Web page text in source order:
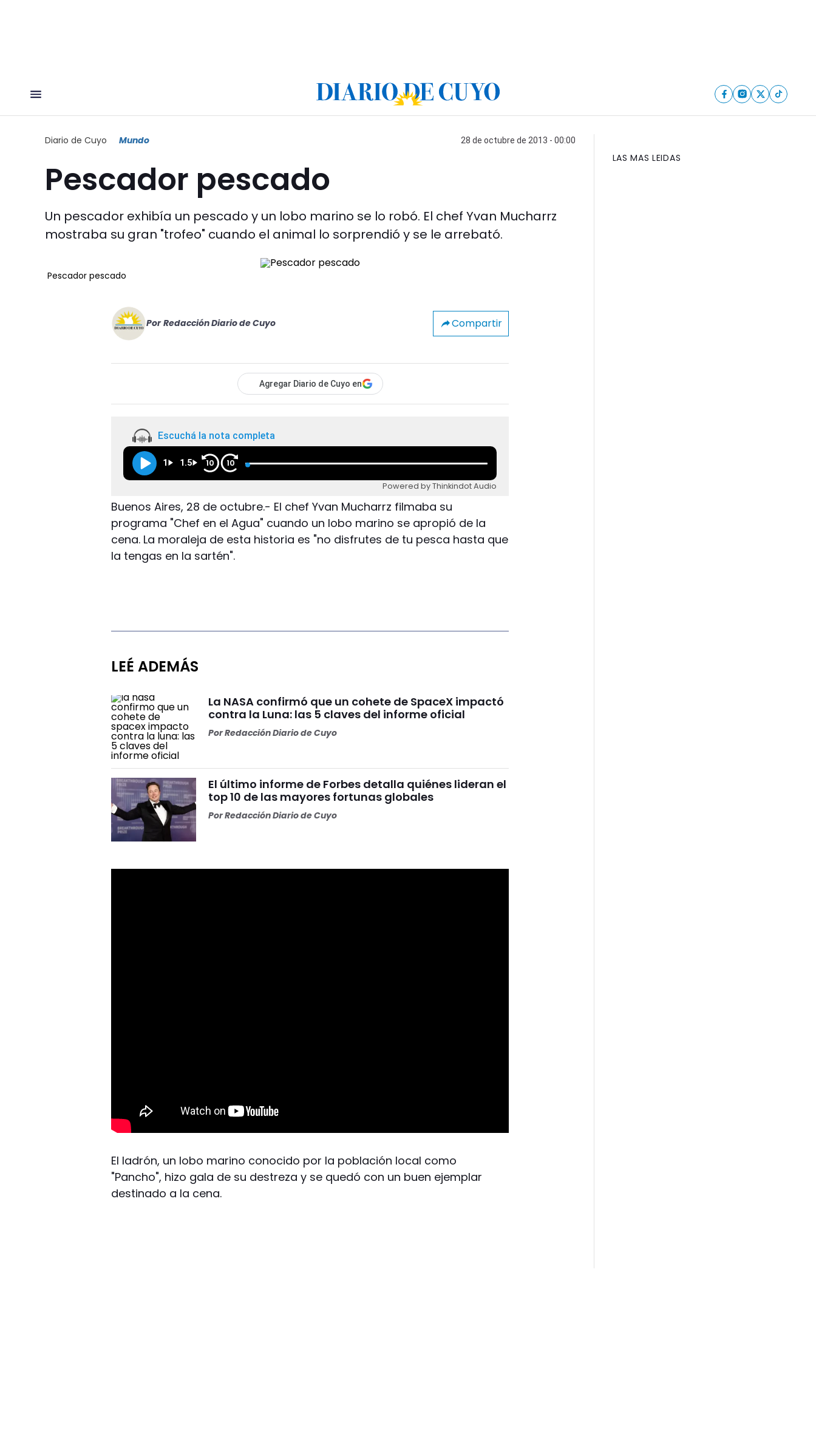
Diario de Cuyo Mundo 28 de octubre de 2013 - 00:00
Pescador pescado
Un pescador exhibía un pescado y un lobo marino se lo robó. El chef Yvan Mucharrz
mostraba su gran "trofeo" cuando el animal lo sorprendió y se le arrebató.
Pescador pescado
Por Redacción Diario de Cuyo Compartir
Agregar Diario de Cuyo en
Escuchá la nota completa
1 1.5 10 10
Powered by Thinkindot Audio
Buenos Aires, 28 de octubre.- El chef Yvan Mucharrz filmaba su
programa "Chef en el Agua" cuando un lobo marino se apropió de la
cena. La moraleja de esta historia es "no disfrutes de tu pesca hasta que
la tengas en la sartén".
LEÉ ADEMÁS
La NASA confirmó que un cohete de SpaceX impactó
contra la Luna: las 5 claves del informe oficial
PorRedacción Diario de Cuyo
El último informe de Forbes detalla quiénes lideran el
top 10 de las mayores fortunas globales
PorRedacción Diario de Cuyo
El ladrón, un lobo marino conocido por la población local como
"Pancho", hizo gala de su destreza y se quedó con un buen ejemplar
destinado a la cena.
LAS MAS LEIDAS